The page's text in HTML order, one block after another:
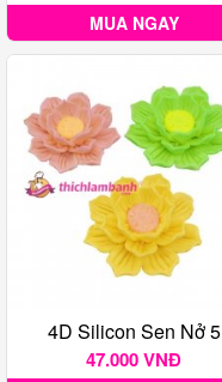
MUA NGAY
4D Silicon Sen Nở 5
47.000 VNĐ